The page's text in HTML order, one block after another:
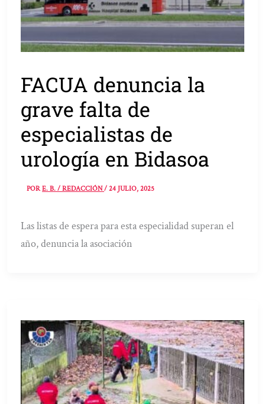
FACUA denuncia la
grave falta de
especialistas de
urología en Bidasoa
PORE. B. / REDACCIÓN/24 JULIO, 2025
Las listas de espera para esta especialidad superan el
año, denuncia la asociación